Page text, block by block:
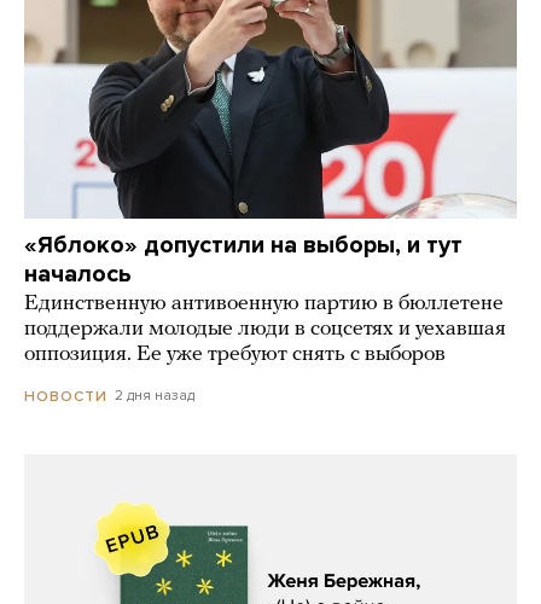
«Яблоко» допустили на выборы, и тут
началось
Единственную антивоенную партию в бюллетене
поддержали молодые люди в соцсетях и уехавшая
оппозиция. Ее уже требуют снять с выборов
НОВОСТИ 2 дня назад